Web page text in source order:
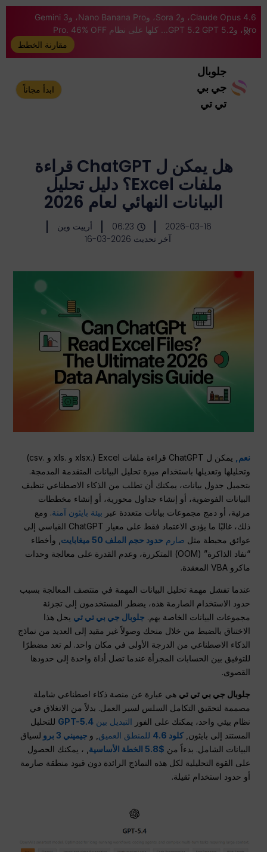
Claude Opus 4.6، وSora 2، وNano Banana Pro، وGemini 3
Pro، وGPT 5.2 GPT 5.2... كلها على نظام Pro. 46% OFF
مقارنة الخطط
جلوبال
جي بي
تي تي
ابدأ مجاناً
هل يمكن ل ChatGPT قراءة
ملفات Excel؟ دليل تحليل
البيانات النهائي لعام 2026
2026-03-16
06:23
أرييت وين
آخر تحديث 2026-03-16
نعم,
يمكن ل ChatGPT قراءة ملفات Excel (.xlsx و .xls و .csv)
وتحليلها وتعديلها باستخدام ميزة تحليل البيانات المتقدمة المدمجة.
بتحميل جدول بيانات، يمكنك أن تطلب من الذكاء الاصطناعي تنظيف
البيانات الفوضوية، أو إنشاء جداول محورية، أو إنشاء مخططات
مرئية، أو دمج مجموعات بيانات متعددة عبر بيئة بايثون آمنة. ومع
ذلك، غالبًا ما يؤدي الاعتماد فقط على معيار ChatGPT القياسي إلى
عوائق محبطة مثل صارم حدود حجم الملف 50 ميغابايت
, وأخطاء
“نفاد الذاكرة” (OOM) المتكررة، وعدم القدرة على معالجة وحدات
ماكرو VBA المعقدة.
عندما تفشل مهمة تحليل البيانات المهمة في منتصف المعالجة بسبب
حدود الاستخدام الصارمة هذه، يضطر المستخدمون إلى تجزئة
مجموعات البيانات الخاصة بهم. جلوبال جي بي تي تي يحل هذا
الاختناق بالضبط من خلال منحك وصولاً غير مقيد إلى العديد من نماذج
الذكاء الاصطناعي من الدرجة الأولى في مكان واحد. لم تعد مضطرًا
للتوفيق بين الحسابات المجزأة عندما تصل أداة واحدة إلى حدودها
القصوى.
جلوبال جي بي تي تي هي عبارة عن منصة ذكاء اصطناعي شاملة
مصممة لتحقيق التكامل السلس لسير العمل. بدلاً من الانغلاق في
نظام بيئي واحد، يمكنك على الفور
التبديل بينGPT-5.4 للتحليل
المستند إلى بايثون,كلود 4.6 للمنطق العميق, و جيميني 3 برو
لسياق
البيانات الشامل. بدءاً من $5.8 الخطة الأساسية
, ، يمكنك الحصول
على القوة التحليلية لكل هذه النماذج الرائدة دون قيود منطقة صارمة
أو حدود استخدام ثقيلة.